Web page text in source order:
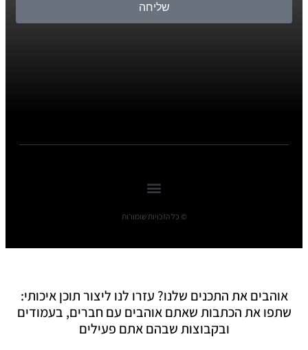
שליחה
© כל הזכויות שומורות
אוהבים את התכנים שלנו? עזרו לנו ליצור תוכן איכותי:
שתפו את הכתבות שאתם אוהבים עם חברים, בעמודים
ובקבוצות שבהם אתם פעילים